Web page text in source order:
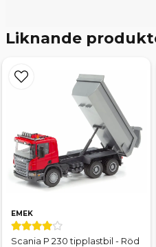
Liknande
EMEK
Scania P 230 tipplastbil - Röd